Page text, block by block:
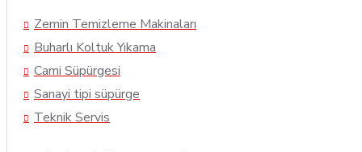
Zemin Temizleme Makinaları
Buharlı Koltuk Yıkama
Cami Süpürgesi
Sanayi tipi süpürge
Teknik Servis